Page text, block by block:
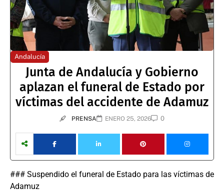
Andalucía
Junta de Andalucía y Gobierno
aplazan el funeral de Estado por
víctimas del accidente de Adamuz
PRENSA ENERO 25, 2026 0
### Suspendido el funeral de Estado para las víctimas de
Adamuz